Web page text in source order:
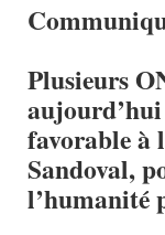
Plusieurs
favorable à
Sandoval,
l’humanité